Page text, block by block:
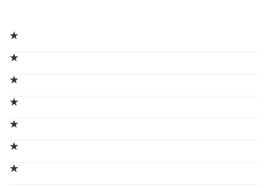
★
★
★
★
★
★
★